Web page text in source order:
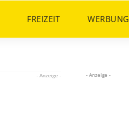
FREIZEIT WERBUNG
- Anzeige -
- Anzeige -